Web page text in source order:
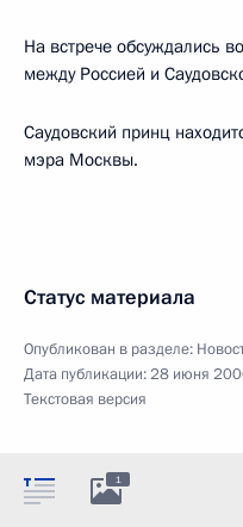
На встрече обсуждались
между Россией и
Саудовский принц
мэра Москвы.
Статус материала
Опубликован в разделе:
Дата публикации:28 июня
Текстовая версия
1